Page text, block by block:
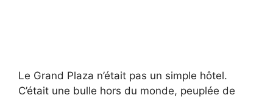
Le Grand Plaza n’était pas un simple hôtel.
C’était une bulle hors du monde, peuplée de